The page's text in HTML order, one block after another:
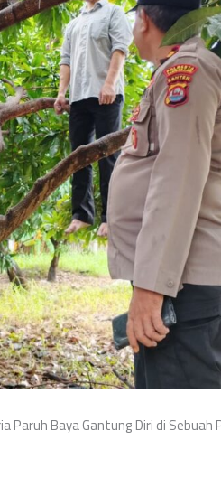
Paruh Baya Gantung Diri di Sebuah